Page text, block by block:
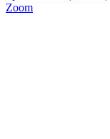
Zoom